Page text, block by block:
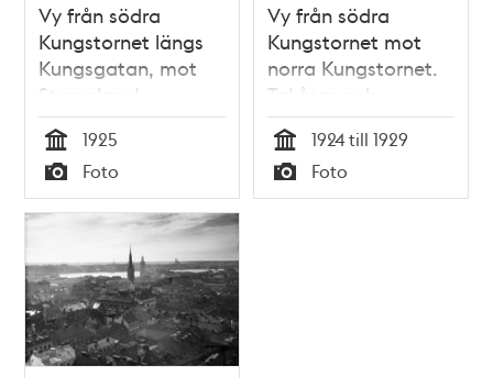
Vy från södra
Kungstornet längs
Kungsgatan, mot
Stureplan. I
förgrunden häst och
vagn på
Regeringsgatan.
Barn leker på
skolgård som ligger
på taket på en
byggnad.
Tid
1925
Typ
Foto
Vy från södra
Kungstornet mot
norra Kungstornet.
Takåsar och
Johannes kyrka i
bakgrunden.
Tid
1924 till 1929
Typ
Foto